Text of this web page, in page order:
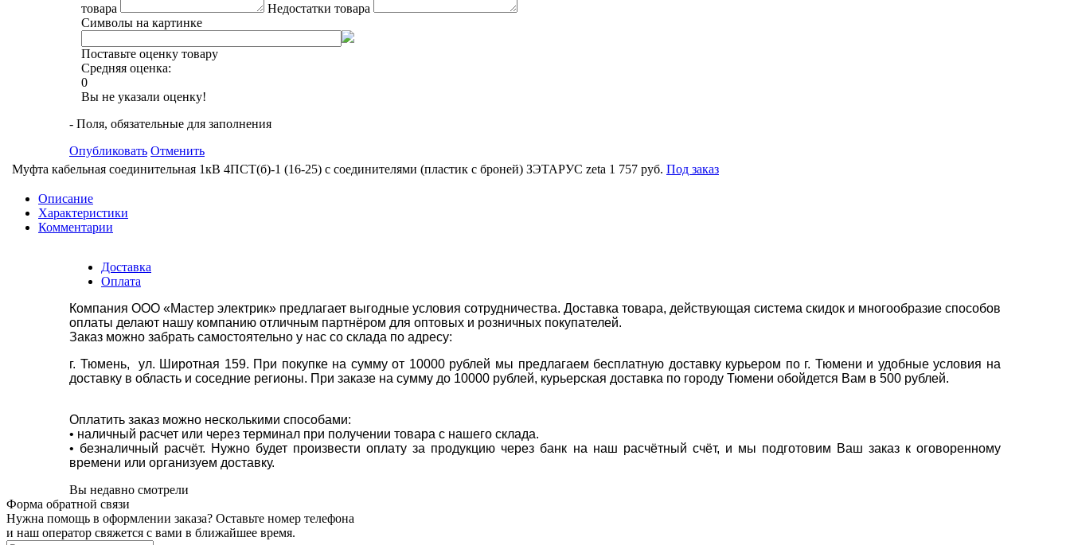
товара
Недостатки товара
Символы на картинке
Поставьте оценку товару
Средняя оценка:
0
Вы не указали оценку!
- Поля, обязательные для заполнения
Опубликовать Отменить
Муфта кабельная соединительная 1кВ 4ПСТ(б)-1 (16-25) с соединителями (пластик с броней) ЗЭТАРУС zeta 1 757 руб. Под заказ
Описание
Характеристики
Комментарии
Доставка
Оплата
Компания ООО «Мастер электрик» предлагает выгодные условия сотрудничества. Доставка товара, действующая система скидок и многообразие способов
оплаты делают нашу компанию отличным партнёром для оптовых и розничных покупателей.
Заказ можно забрать самостоятельно у нас со склада по адресу:
г. Тюмень, ул. Широтная 159. При покупке на сумму от 10000 рублей мы предлагаем бесплатную доставку курьером по г. Тюмени и удобные условия на
доставку в область и соседние регионы. При заказе на сумму до 10000 рублей, курьерская доставка по городу Тюмени обойдется Вам в 500 рублей.
Оплатить заказ можно несколькими способами:
• наличный расчет или через терминал при получении товара с нашего склада.
• безналичный расчёт. Нужно будет произвести оплату за продукцию через банк на наш расчётный счёт, и мы подготовим Ваш заказ к оговоренному
времени или организуем доставку.
Вы недавно смотрели
Форма обратной связи
Нужна помощь в оформлении заказа? Оставьте номер телефона
и наш оператор свяжется с вами в ближайшее время.